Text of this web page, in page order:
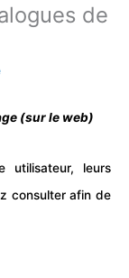
de
(sur le web)
leurs
consulter afin de